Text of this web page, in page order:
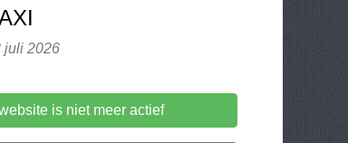
juli 2026
is niet meer actief